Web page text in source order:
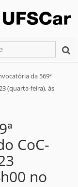
da 569ª
(quarta-feira), às
CoC-
no